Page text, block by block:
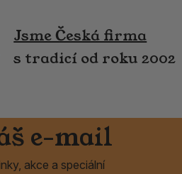
Jsme Česká firma
s tradicí od roku 2002
e-mail
akce a speciální